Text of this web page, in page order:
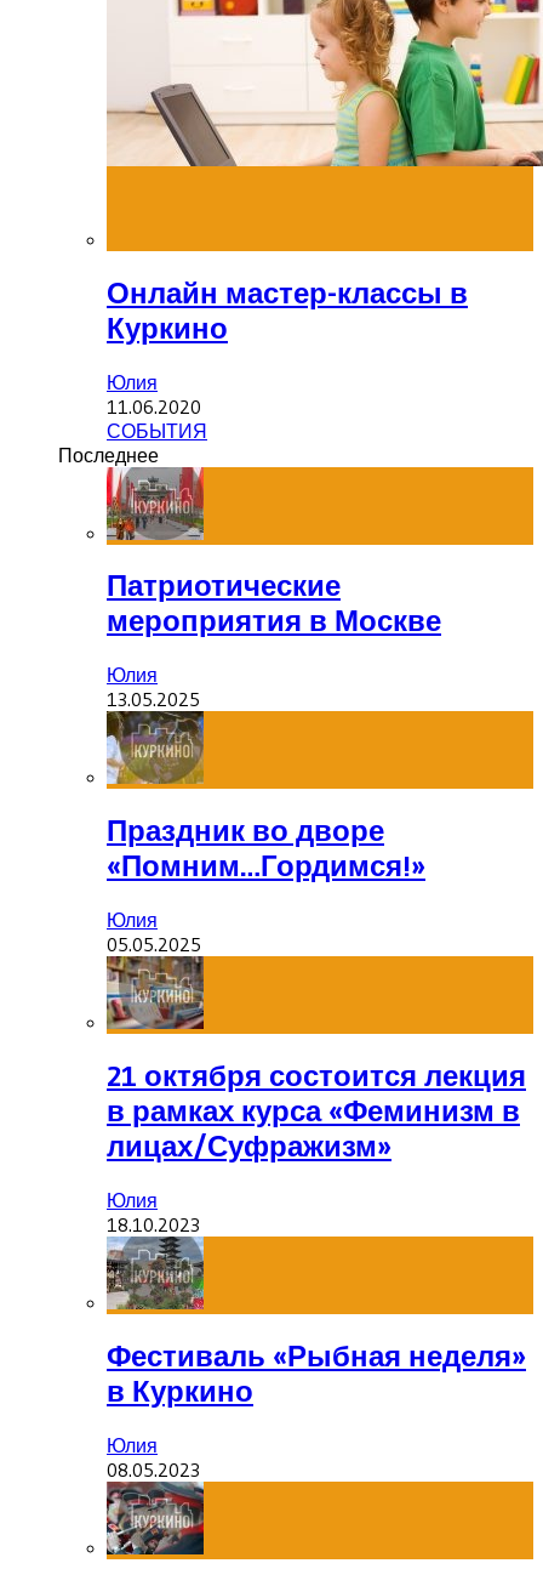
Онлайн мастер-классы в
Куркино
Юлия
11.06.2020
СОБЫТИЯ
Последнее
Патриотические
мероприятия в Москве
Юлия
13.05.2025
Праздник во дворе
«Помним…Гордимся!»
Юлия
05.05.2025
21 октября состоится лекция
в рамках курса «Феминизм в
лицах/Суфражизм»
Юлия
18.10.2023
Фестиваль «Рыбная неделя»
в Куркино
Юлия
08.05.2023